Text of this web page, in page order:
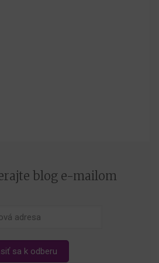
blog e-mailom